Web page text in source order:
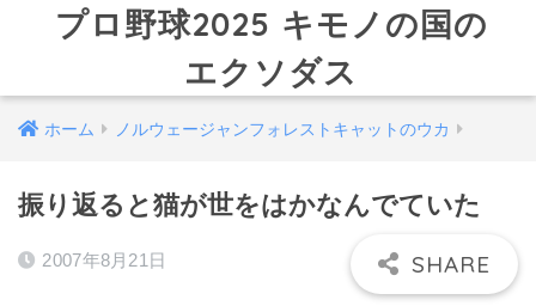
プロ野球2025 キモノの国の
エクソダス
ホーム ノルウェージャンフォレストキャットのウカ
振り返ると猫が世をはかなんでていた
2007年8月21日